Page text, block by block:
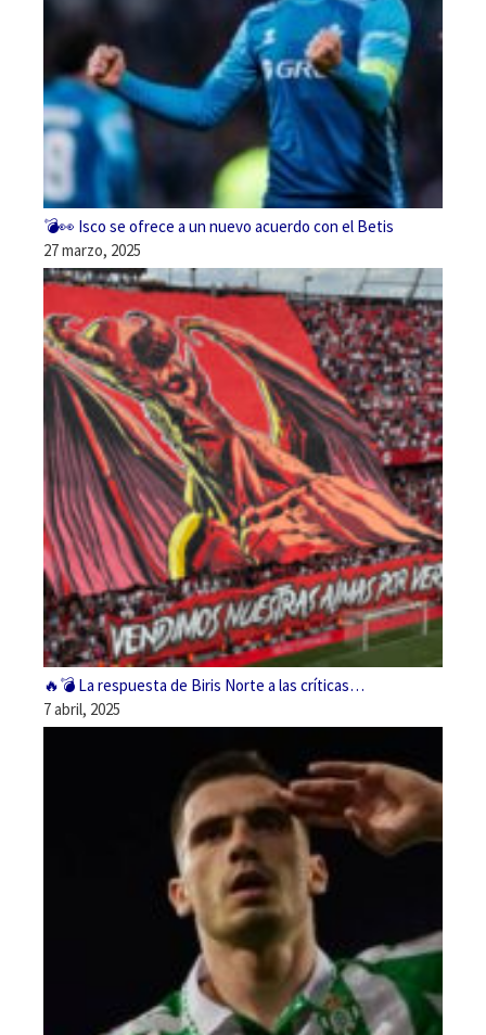
💣👀 Isco se ofrece a un nuevo acuerdo con el Betis
27 marzo, 2025
🔥💣 La respuesta de Biris Norte a las críticas…
7 abril, 2025